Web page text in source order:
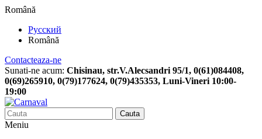
Română
Русский
Română
Contacteaza-ne
Sunati-ne acum: Chisinau, str.V.Alecsandri 95/1, 0(61)084408,
0(69)265910, 0(79)177624, 0(79)435353, Luni-Vineri 10:00-
19:00
Cauta
Meniu